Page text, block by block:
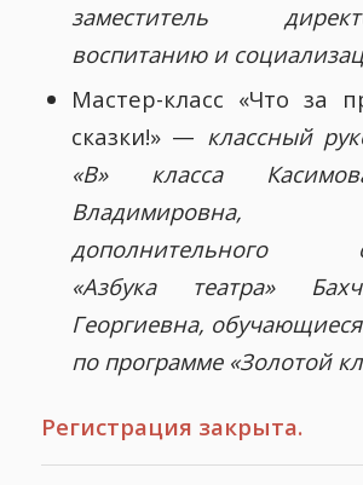
заместитель
воспитанию и
Мастер-класс «Что за
сказки!» — классный
«В» класса
Владимировна,
дополнительного
«Азбука театра»
Георгиевна,
по программе «Золотой
Регистрация закрыта.